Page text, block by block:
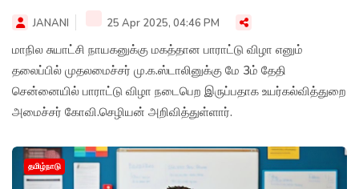
JANANI 25 Apr 2025, 04:46 PM
மாநில சுயாட்சி நாயகனுக்கு மகத்தான பாராட்டு விழா எனும்
தலைப்பில் முதலமைச்சர் மு.க.ஸ்டாலினுக்கு மே 3ம் தேதி
சென்னையில் பாராட்டு விழா நடைபெற இருப்பதாக உயர்கல்வித்துறை
அமைச்சர் கோவி.செழியன் அறிவித்துள்ளார்.
தமிழ்நாடு